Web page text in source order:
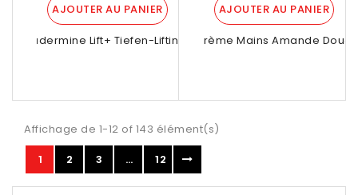
Diadermine Lift+ Tiefen-Lifting...
AJOUTER AU PANIER
Zorah Crème Mains Amande
AJOUTER AU PANIER
Affichage de 1-12 of 143 élément(s)
1
2 3 … 12